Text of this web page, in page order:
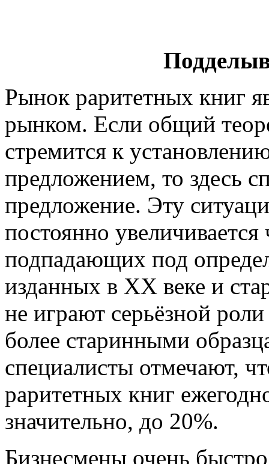
Рынок раритетных книг
рынком. Если общий
стремится к
предложением, то здесь
предложение. Эту
постоянно
подпадающих под
изданных в XX веке и
не играют серьёзной
более старинными
специалисты отмечают,
раритетных книг
значительно, до 20%.
Бизнесмены очень